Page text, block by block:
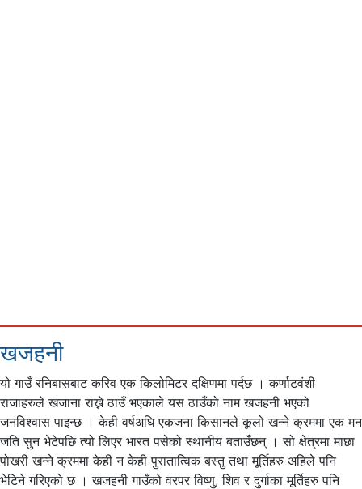
खजहनी
यो गाउँ रनिबासबाट करिव एक किलोमिटर दक्षिणमा पर्दछ । कर्णाटवंशी
राजाहरुले खजाना राख्ने ठाउँ भएकाले यस ठाउँको नाम खजहनी भएको
जनविश्वास पाइन्छ । केही वर्षअघि एकजना किसानले कूलो खन्ने क्रममा एक मन
जति सुन भेटेपछि त्यो लिएर भारत पसेको स्थानीय बताउँछन् । सो क्षेत्रमा माछा
पोखरी खन्ने क्रममा केही न केही पुरातात्विक बस्तु तथा मूर्तिहरु अहिले पनि
भेटिने गरिएको छ । खजहनी गाउँको वरपर विष्णु, शिव र दुर्गाका मूर्तिहरु पनि